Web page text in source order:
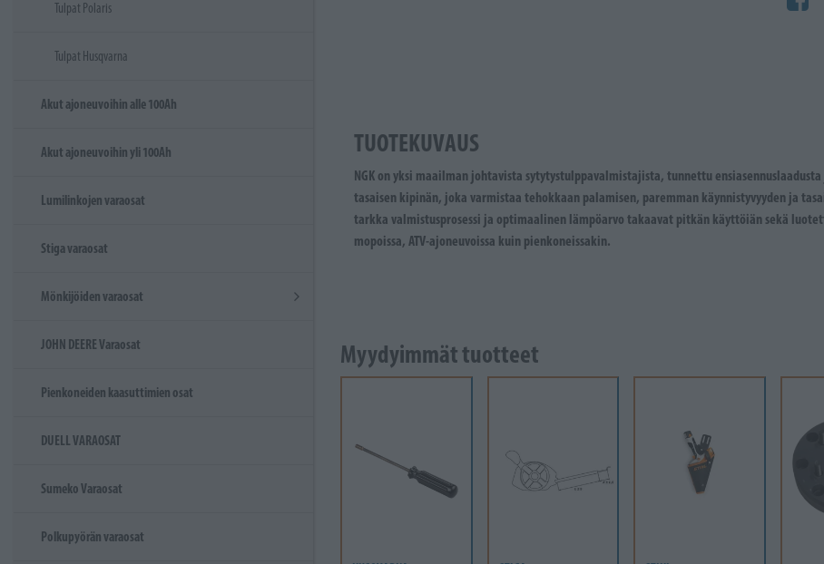
Tulpat Polaris
Tulpat Husqvarna
Akut ajoneuvoihin alle 100Ah
Akut ajoneuvoihin yli 100Ah
Lumilinkojen varaosat
Stiga varaosat
Mönkijöiden varaosat
JOHN DEERE Varaosat
Pienkoneiden kaasuttimien osat
DUELL VARAOSAT
Sumeko Varaosat
Polkupyörän varaosat
TUOTEKUVAUS
NGK on yksi maailman johtavista sytytystulppavalmistajista, tunnettu
tasaisen kipinän, joka varmistaa tehokkaan palamisen, paremman käynnistyvyyden ja
tarkka valmistusprosessi ja optimaalinen lämpöarvo takaavat pitkän käyttöiän sekä
mopoissa, ATV-ajoneuvoissa kuin pienkoneissakin.
Myydyimmät tuotteet